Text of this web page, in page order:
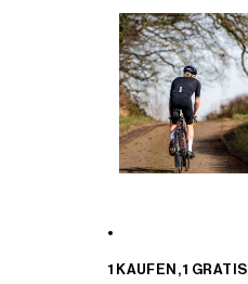
1 KAUFEN, 1 GRATIS